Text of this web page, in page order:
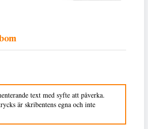
text med syfte att påverka.
är skribentens egna och inte